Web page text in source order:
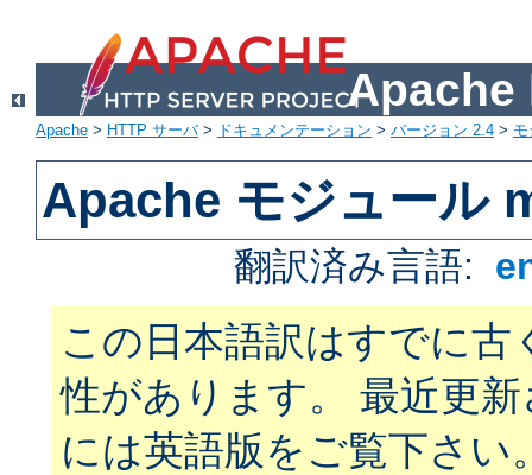
Apache
Apache > HTTP サーバ> ドキュメンテーション > バージョン 2.4 >
Apache モジュール
翻訳済み言語:
この日本語訳はすでに古
性があります。 最近更
には英語版をご覧下さい